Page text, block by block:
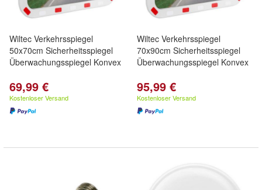
Wiltec Verkehrsspiegel
50x70cm Sicherheitsspiegel
Überwachungsspiegel Konvex
69,99 €
Kostenloser Versand
Wiltec Verkehrsspiegel
70x90cm Sicherheitsspiegel
Überwachungsspiegel Konvex
95,99 €
Kostenloser Versand